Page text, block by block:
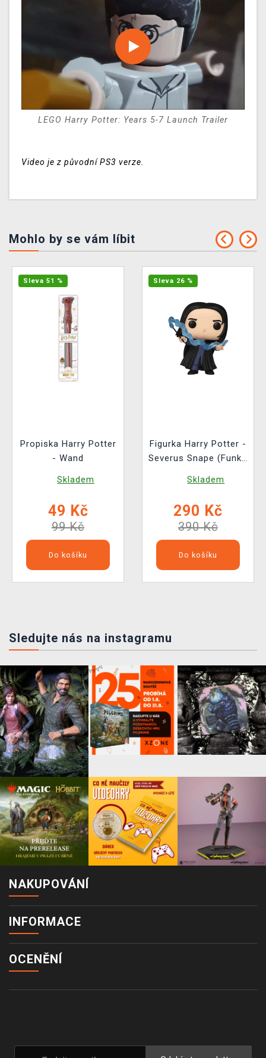
LEGO Harry Potter: Years 5-7 Launch Trailer
Video je z původní PS3 verze.
Mohlo by se vám líbit
Sleva 51 %
Propiska Harry Potter
- Wand
Skladem
49 Kč
99 Kč
Do košíku
Sleva 26 %
Figurka Harry Potter -
Severus Snape (Funko
195)
Skladem
290 Kč
390 Kč
Do košíku
Sledujte nás na instagramu
NAKUPOVÁNÍ
INFORMACE
OCENĚNÍ